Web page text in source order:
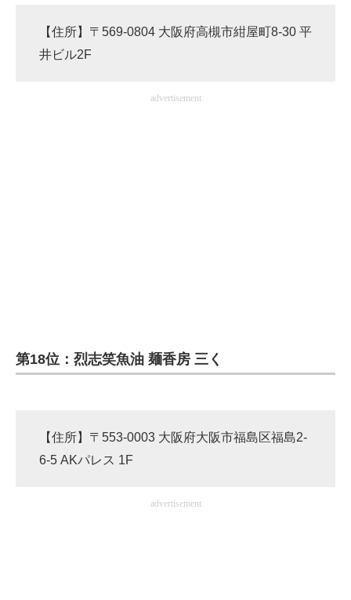
【住所】〒569-0804 大阪府高槻市紺屋町8-30 平
井ビル2F
advertisement
第18位：烈志笑魚油 麺香房 三く
【住所】〒553-0003 大阪府大阪市福島区福島2-
6-5 AKパレス 1F
advertisement